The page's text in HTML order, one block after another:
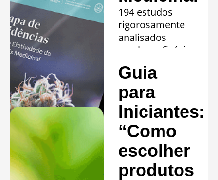
194 estudos
rigorosamente
analisados
revelam eficácia
comprovada em
20 quadros
clínicos.
Saiba mais »
Guia
para
Iniciantes:
“Como
escolher
produtos